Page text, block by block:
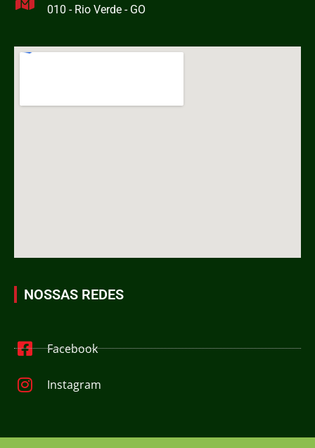
010 - Rio Verde - GO
NOSSAS REDES
Facebook
Instagram